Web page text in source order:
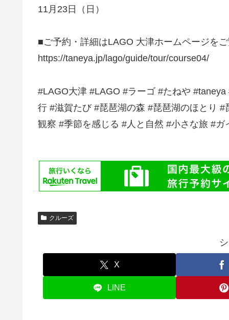
11月23日（日）
■ご予約・詳細はLAGO 大津ホームページを
https://taneya.jp/lago/guide/tour/course04/
#LAGO大津 #LAGO #ラーゴ #たねや
行 #滋賀たび #琵琶湖の森 #琵琶湖のほとり
観察 #季節を感じる #人と自然 #小さな旅 #
クルーズ
X
LINE